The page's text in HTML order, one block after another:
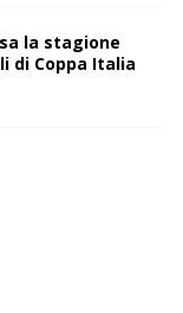
la stagione
di Coppa Italia